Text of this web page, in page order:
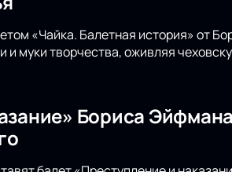
«Чайка. Балетная история» от
муки творчества, оживляя
Бориса